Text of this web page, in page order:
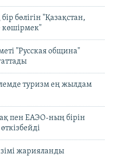
бөлігін "Қазақстан,
көшірмек"
"Русская община"
туризм ең жылдам
пен ЕАЭО-ның бірін
жарияланды